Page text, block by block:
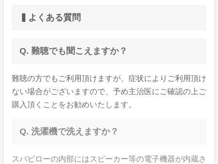
▍よくある質問
Q. 難聴でも聞こえますか？
難聴の方でもご利用頂けますが、症状によりご利用頂け
ない場合がございますので、予め主治医にご確認の上ご
購入頂くことをお勧めいたします。
Q. 洗濯機で洗えますか？
スパピローの内部にはスピーカー等の電子機器が内蔵さ